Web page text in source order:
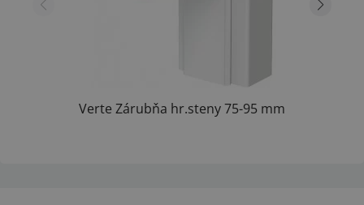
Verte Zárubňa hr.steny 75-95 mm